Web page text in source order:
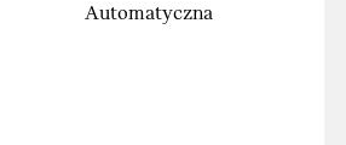
Automatyczna